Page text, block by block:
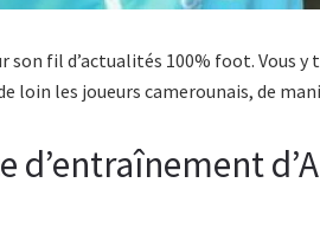
son fil d’actualités 100% foot. Vous
loin les joueurs camerounais, de
d’entraînement